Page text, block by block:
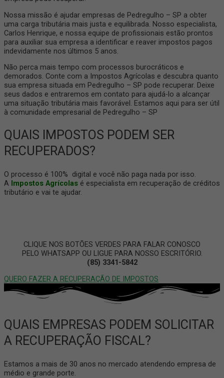
Nossa missão é ajudar empresas de Pedregulho – SP a obter
uma carga tributária mais justa e equilibrada. Nosso especialista,
Carlos Henrique, e nossa equipe de profissionais estão prontos
para auxiliar sua empresa a identificar e reaver impostos pagos
indevidamente nos últimos 5 anos.
Não perca mais tempo com processos burocráticos e
demorados. Conte com a Impostos Agrícolas e descubra quanto
sua empresa situada em Pedregulho – SP pode recuperar. Deixe
seus dados e entraremos em contato para ajudá-lo a alcançar
uma situação tributária mais favorável. Estamos aqui para ser útil
à comunidade empresarial de Pedregulho – SP
QUAIS IMPOSTOS PODEM SER
RECUPERADOS?
O processo é 100% digital e você não paga nada por isso.
A Impostos Agrícolas é especialista em recuperação de créditos
tributário e vai te ajudar.
CLIQUE NOS BOTÕES VERDES PARA FALAR CONOSCO
PELO WHATSAPP OU LIGUE PARA NOSSO ESCRITÓRIO.
(85) 3341-5842
QUERO FAZER A RECUPERAÇÃO DE IMPOSTOS
QUAIS EMPRESAS PODEM SOLICITAR
A RECUPERAÇÃO FISCAL?
Estamos a mais de 30 anos no mercado atendendo empresa de
médio e grande porte.